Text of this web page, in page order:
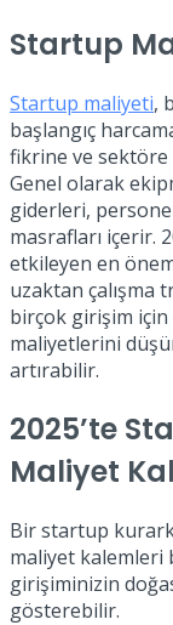
Startup
Startup maliyeti,
başlangıç
fikrine ve sektöre
Genel olarak
giderleri,
masrafları içerir.
etkileyen en
uzaktan çalışma
birçok girişim için
maliyetlerini
artırabilir.
2025’te
Maliyet
Bir startup
maliyet kalemleri
girişiminizin
gösterebilir.